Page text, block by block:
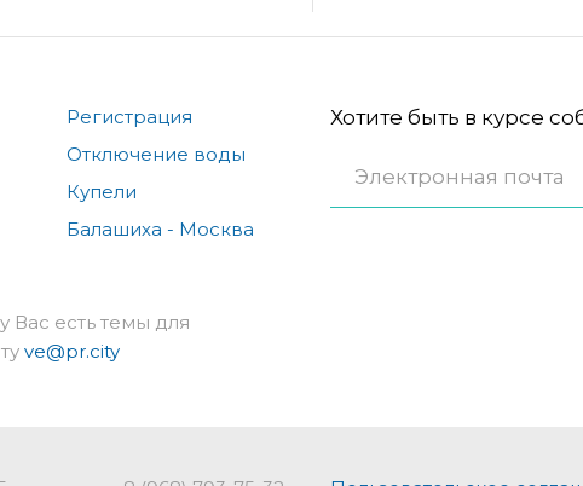
Регистрация
Отключение воды
Купели
Балашиха - Москва
Хотите быть в курсе
Вас есть темы для
ve@pr.city